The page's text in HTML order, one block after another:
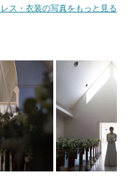
レス・衣装の写真をもっと見る